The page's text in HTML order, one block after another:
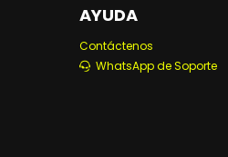
AYUDA
Contáctenos
WhatsApp de Soporte